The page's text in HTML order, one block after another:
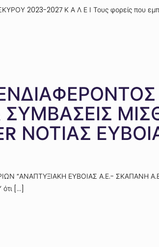
2023-2027 Κ Α Λ Ε Ι Τους φορείς που
ΝΟΤΙΑΣ
“ΑΝΑΠΤΥΞΙΑΚΗ ΕΥΒΟΙΑΣ Α.Ε.- ΣΚΑΠΑΝΗ
[…]